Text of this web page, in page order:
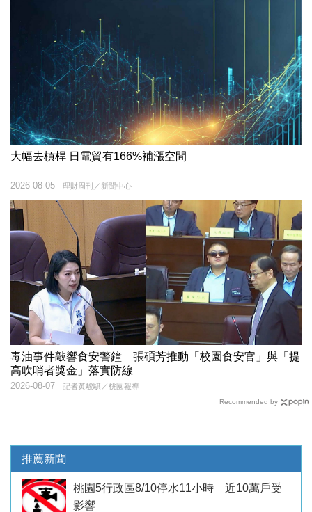
大幅去槓桿 日電貿有166%補漲空間
理財周刊／新聞中心
2026-08-05
毒油事件敲響食安警鐘 張碩芳推動「校園食安官」與「提
高吹哨者獎金」落實防線
記者黃駿騏／桃園報導
2026-08-07
Recommended by
推薦新聞
桃園5行政區8/10停水11小時 近10萬戶受
影響